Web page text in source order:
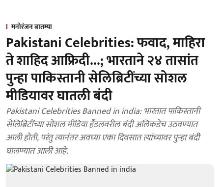
मनोरंजन बातम्या
Pakistani Celebrities: फवाद, माहिरा
ते शाहिद आफ्रिदी...; भारताने २४ तासांत
पुन्हा पाकिस्तानी सेलिब्रिटींच्या सोशल
मीडियावर घातली बंदी
Pakistani Celebrities Banned in india: भारतात पाकिस्तानी
सेलिब्रिटींच्या सोशल मीडिया हँडलवरील बंदी अलिकडेच उठवण्यात
आली होती, परंतु त्यानंतर अवघ्या एका दिवसात त्यांच्यावर पुन्हा बंदी
घालण्यात आली आहे.